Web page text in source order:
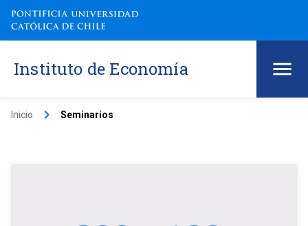
Instituto de Economía
Inicio keyboard_arrow_right Seminarios